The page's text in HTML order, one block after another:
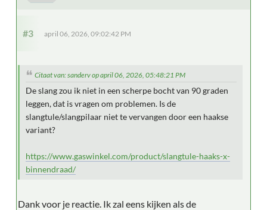
#3 april 06, 2026, 09:02:42 PM
Citaat van: sanderv op april 06, 2026, 05:48:21 PM
De slang zou ik niet in een scherpe bocht van 90 graden
leggen, dat is vragen om problemen. Is de
slangtule/slangpilaar niet te vervangen door een haakse
variant?
https://www.gaswinkel.com/product/slangtule-haaks-x-
binnendraad/
Dank voor je reactie. Ik zal eens kijken als de